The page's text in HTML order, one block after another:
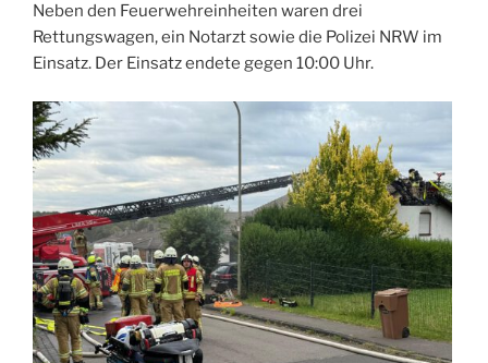
Neben den Feuerwehreinheiten waren drei
Rettungswagen, ein Notarzt sowie die Polizei NRW im
Einsatz. Der Einsatz endete gegen 10:00 Uhr.